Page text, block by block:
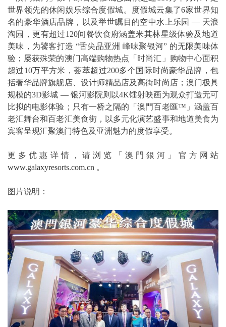
世界领先的休闲娱乐综合度假城。度假城云集了6家世界知
名的豪华酒店品牌，以及举世瞩目的空中水上乐园 — 天浪
淘园，更有超过120间餐饮食府涵盖米其林星级体验及地道
美味，为饕客打造 “舌尖品亚洲 峰味聚银河” 的无限美味体
验；屡获殊荣的澳门高端购物热点「时尚汇」购物中心面积
超过10万平方米，荟萃超过200多个国际时尚豪华品牌，包
括奢华品牌旗舰店、设计师精品店及高街时尚店；澳门极具
规模的3D影城 — 银河影院则以4K镭射映画为观众打造无可
比拟的电影体验；只有一桥之隔的「澳門百老匯™」涵盖百
老汇舞台和百老汇美食街，以多元化演艺盛事和地道美食为
宾客呈现汇聚澳门特色及亚洲魅力的度假享受。
更多优惠详情，请浏览「澳門銀河」官方网站
www.galaxyresorts.com.cn 。
图片说明：